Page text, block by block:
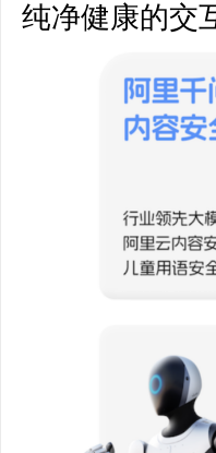
纯净健康的交